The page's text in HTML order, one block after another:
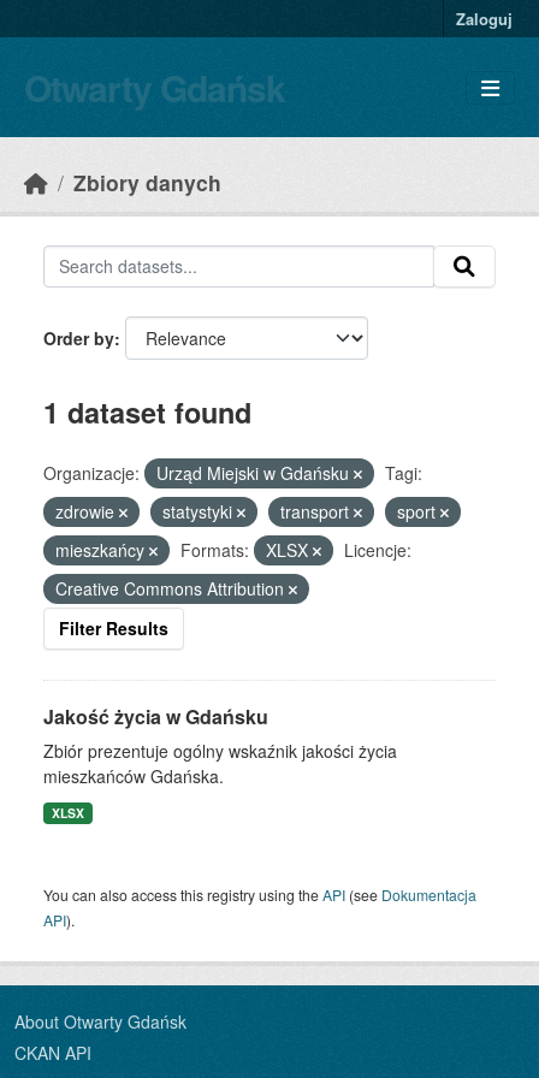
Zaloguj
Otwarty Gdańsk
Zbiory danych
Order by
1 dataset found
Organizacje: Urząd Miejski w Gdańsku
Tagi:
zdrowie
statystyki transport
sport
mieszkańcy
Formats: XLSX
Licencje:
Creative Commons Attribution
Filter Results
Jakość życia w Gdańsku
Zbiór prezentuje ogólny wskaźnik jakości życia
mieszkańców Gdańska.
XLSX
You can also access this registry using theAPI (see Dokumentacja
API).
About Otwarty Gdańsk
CKAN API